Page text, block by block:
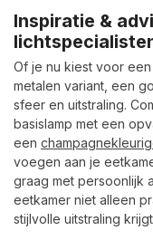
Inspiratie &
Of je nu kiest voor
metalen variant, een
sfeer en uitstraling.
basislamp met een
een
voegen aan je
graag met persoonlijk
eetkamer niet alleen
stijlvolle uitstraling